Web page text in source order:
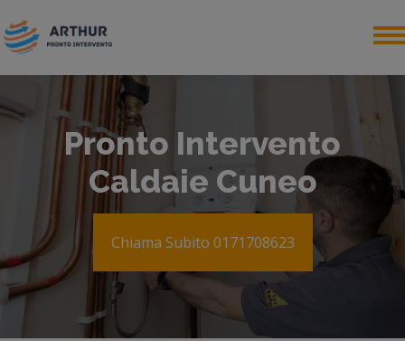
Pronto Intervento
Caldaie Cuneo
Chiama Subito 0171708623